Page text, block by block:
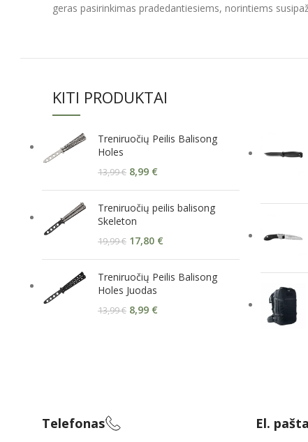
geras pasirinkimas pradedantiesiems, norintiems
KITI PRODUKTAI
Treniruočių Peilis Balisong
Holes
13,99€ 8,99 €
Treniruočių peilis balisong
Skeleton
19,99€ 17,80 €
Treniruočių Peilis Balisong
Holes Juodas
13,99€ 8,99 €
Telefonas El.